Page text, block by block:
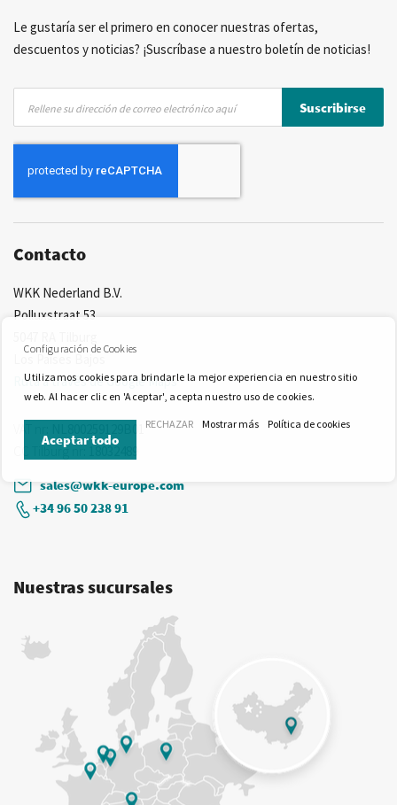
Posibilidad de crear marca privada
Le gustaría ser el primero en conocer nuestras ofertas,
descuentos y noticias? ¡Suscríbase a nuestro boletín de noticias!
nuestro
boletín
Suscribirse
Contacto
WKK Nederland B.V.
Polluxstraat 53
Los Países Bajos
Ruta a través de Google Maps
CC Tilburg nr
sales@wkk-europe.com
+34 96 50 238 91
Nuestras sucursales
Configuración de Cookies
Utilizamos cookies para brindarle la mejor experiencia en nuestro sitio
web. Al hacer clic en 'Aceptar', acepta nuestro uso de cookies.
Aceptar todo
RECHAZAR Mostrar más Política de cookies